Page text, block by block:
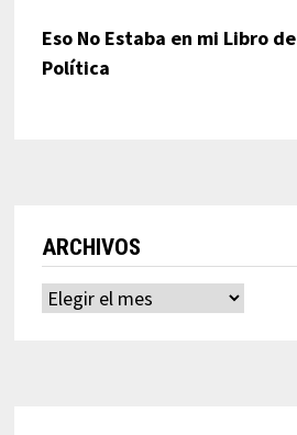
Eso No Estaba en mi Libro
Política
ARCHIVOS
Archivos